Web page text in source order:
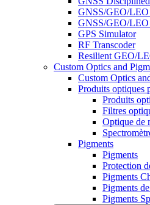
GNSS/GEO/LEO
GNSS/GEO/LEO
GPS Simulator
RF Transcoder
Resilient GEO/
Custom Optics and
Custom Optics
Produits optiques
Produits
Filtres
Optique de
Pigments
Pigments
Protection
Pigments
Pigments
Pigments